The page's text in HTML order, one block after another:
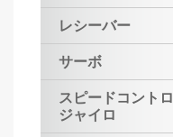
レシーバー
サーボ
スピードコント
ジャイロ